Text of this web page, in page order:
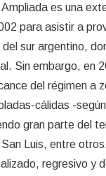
Ampliada es una
para asistir a
sur argentino,
Sin embargo, en
del régimen a
cálidas -
gran parte del
Luis, entre
regresivo y